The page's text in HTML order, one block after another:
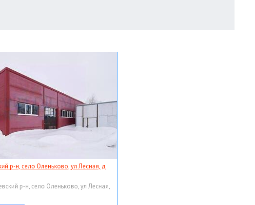
р-н, село Оленьково, ул Лесная, д
р-н, село Оленьково, ул Лесная,